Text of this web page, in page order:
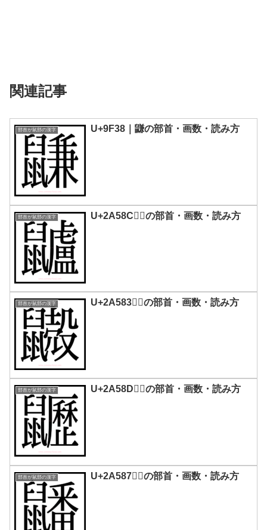
関連記事
部首が鼠部の漢字 U+9F38｜鼸の部首・画数・読み方
部首が鼠部の漢字 U+2A58C｜𪖌の部首・画数・読み方
部首が鼠部の漢字 U+2A583｜𪖃の部首・画数・読み方
部首が鼠部の漢字 U+2A58D｜𪖍の部首・画数・読み方
部首が鼠部の漢字 U+2A587｜𪖇の部首・画数・読み方